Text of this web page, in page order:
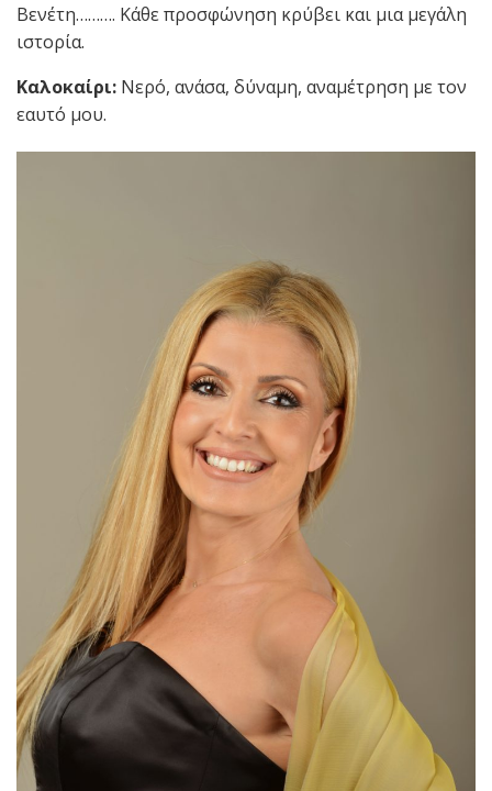
Βενέτη………. Κάθε προσφώνηση κρύβει και μια μεγάλη
ιστορία.
Καλοκαίρι: Νερό, ανάσα, δύναμη, αναμέτρηση με τον
εαυτό μου.